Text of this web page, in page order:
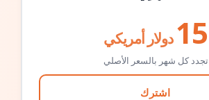
15 دولار أمريكي
تجدد كل شهر بالسعر الأصلي
اشترك